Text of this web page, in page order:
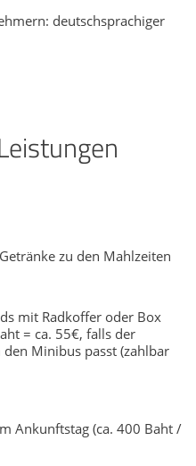
deutschsprachiger
zu den Mahlzeiten
mit Radkoffer oder Box
= ca. 55€, falls der
Minibus passt (zahlbar
Ankunftstag (ca. 400 Baht /